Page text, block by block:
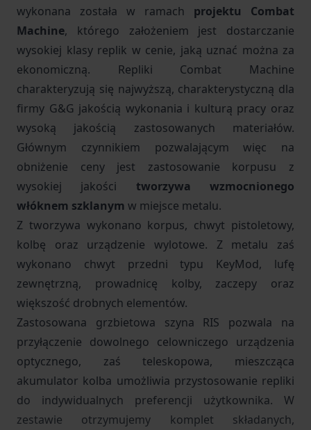
wykonana została w ramach projektu Combat
Machine, którego założeniem jest dostarczanie
wysokiej klasy replik w cenie, jaką uznać można za
ekonomiczną. Repliki Combat Machine
charakteryzują się najwyższą, charakterystyczną dla
firmy G&G jakością wykonania i kulturą pracy oraz
wysoką jakością zastosowanych materiałów.
Głównym czynnikiem pozwalającym więc na
obniżenie ceny jest zastosowanie korpusu z
wysokiej jakości tworzywa wzmocnionego
włóknem szklanym w miejsce metalu.
Z tworzywa wykonano korpus, chwyt pistoletowy,
kolbę oraz urządzenie wylotowe. Z metalu zaś
wykonano chwyt przedni typu KeyMod, lufę
zewnętrzną, prowadnicę kolby, zaczepy oraz
większość drobnych elementów.
Zastosowana grzbietowa szyna RIS pozwala na
przyłączenie dowolnego celowniczego urządzenia
optycznego, zaś teleskopowa, mieszcząca
akumulator kolba umożliwia przystosowanie repliki
do indywidualnych preferencji użytkownika. W
zestawie otrzymujemy komplet składanych,